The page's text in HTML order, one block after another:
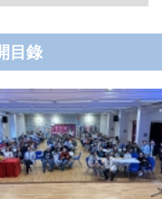
目錄